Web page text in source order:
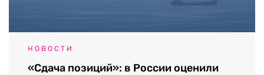
НОВОСТИ
«Сдача позиций»: в России оценили